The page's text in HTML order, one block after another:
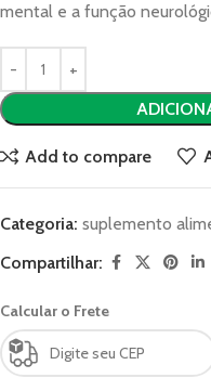
mental e a função
Add to compare
Categoria: suplemento
Compartilhar:
Calcular o Frete